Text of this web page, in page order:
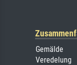
Gemälde
Veredelung